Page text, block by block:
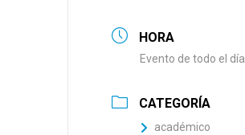
HORA
Evento de todo el día
CATEGORÍA
académico